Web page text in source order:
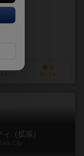
中
0
持ってる
（拡張）
City